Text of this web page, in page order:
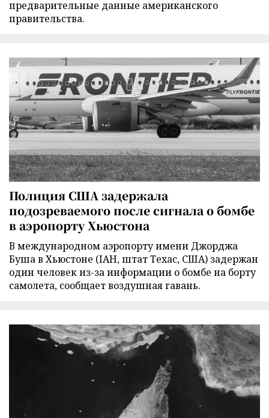
предварительные данные американского
правительства.
Полиция США задержала
подозреваемого после сигнала о бомбе
в аэропорту Хьюстона
В международном аэропорту имени Джорджа
Буша в Хьюстоне (IAH, штат Техас, США) задержан
один человек из-за информации о бомбе на борту
самолета, сообщает воздушная гавань.